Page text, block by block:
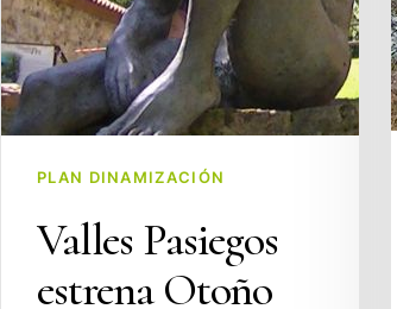
PLAN DINAMIZACIÓN
Valles Pasiegos
estrena Otoño